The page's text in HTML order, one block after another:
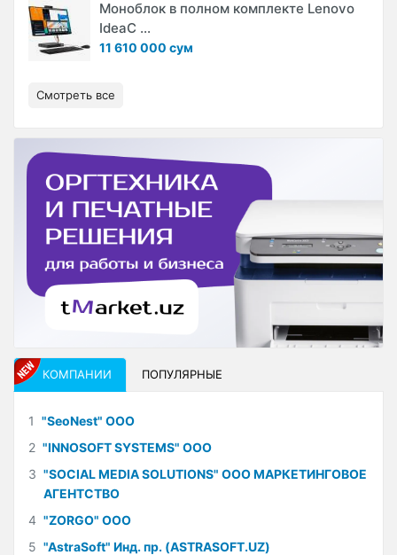
Моноблок в полном комплекте Lenovo
IdeaC ...
11 610 000 сум
Смотреть все
КОМПАНИИ ПОПУЛЯРНЫЕ
1 "SeoNest" ООО
2 "INNOSOFT SYSTEMS" ООО
3 "SOCIAL MEDIA SOLUTIONS" ООО МАРКЕТИНГОВОЕ
АГЕНТСТВО
4 "ZORGO" ООО
5 "AstraSoft" Инд. пр. (ASTRASOFT.UZ)